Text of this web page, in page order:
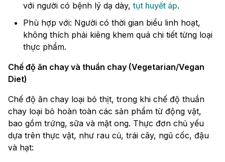
với người có bệnh lý dạ dày,tụt huyết áp.
Phù hợp với: Người có thời gian biểu linh hoạt,
không thích phải kiêng khem quá chi tiết từng loại
thực phẩm.
Chế độ ăn chay và thuần chay (Vegetarian/Vegan
Diet)
Chế độ ăn chay loại bỏ thịt, trong khi chế độ thuần
chay loại bỏ hoàn toàn các sản phẩm từ động vật,
bao gồm trứng, sữa và mật ong. Thực đơn chủ yếu
dựa trên thực vật, như rau củ, trái cây, ngũ cốc, đậu
và hạt: